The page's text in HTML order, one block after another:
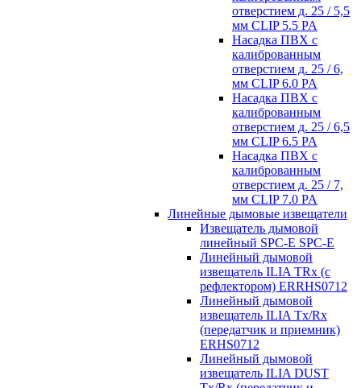
отверстием д. 25 / 5,5
мм CLIP 5.5 PA
Насадка ПВХ с
калиброванным
отверстием д. 25 / 6,
мм CLIP 6.0 PA
Насадка ПВХ с
калиброванным
отверстием д. 25 / 6,5
мм CLIP 6.5 PA
Насадка ПВХ с
калиброванным
отверстием д. 25 / 7,
мм CLIP 7.0 PA
Линейные дымовые извещатели
Извещатель дымовой
линейный SPC-E SPC-E
Линейный дымовой
извещатель ILIA TRx (с
рефлектором) ERRHS0712
Линейный дымовой
извещатель ILIA Tx/Rx
(передатчик и приемник)
ERHS0712
Линейный дымовой
извещатель ILIA DUST